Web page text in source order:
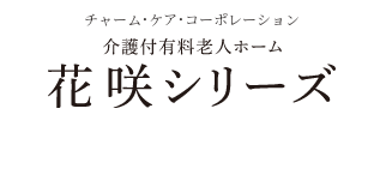
チャーム・ケア・コーポレーション